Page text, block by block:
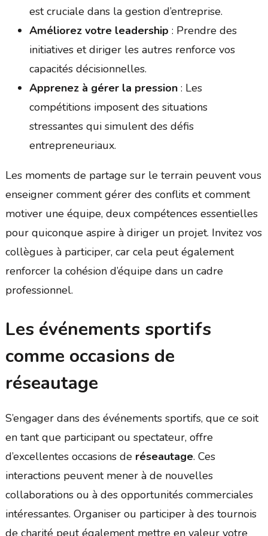
est cruciale dans la gestion d’entreprise.
Améliorez votre leadership : Prendre des
initiatives et diriger les autres renforce vos
capacités décisionnelles.
Apprenez à gérer la pression: Les
compétitions imposent des situations
stressantes qui simulent des défis
entrepreneuriaux.
Les moments de partage sur le terrain peuvent vous
enseigner comment gérer des conflits et comment
motiver une équipe, deux compétences essentielles
pour quiconque aspire à diriger un projet. Invitez vos
collègues à participer, car cela peut également
renforcer la cohésion d’équipe dans un cadre
professionnel.
Les événements sportifs
comme occasions de
réseautage
S’engager dans des événements sportifs, que ce soit
en tant que participant ou spectateur, offre
d’excellentes occasions de réseautage. Ces
interactions peuvent mener à de nouvelles
collaborations ou à des opportunités commerciales
intéressantes. Organiser ou participer à des tournois